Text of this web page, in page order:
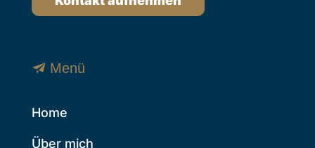
Menü
Home
Über mich